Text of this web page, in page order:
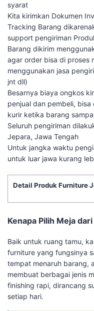
syarat
Kita kirimkan Dokumen
Tracking Barang
support pengiriman
Barang dikirim
agar order bisa di proses
menggunakan jasa
jnt dll)
Besarnya biaya ongkos
penjual dan pembeli,
kurir ketika barang
Seluruh pengiriman
Jepara, Jawa Tengah
Untuk jangka waktu
untuk luar jawa kurang
Detail Produk Furniture
Kenapa Pilih Meja
Baik untuk ruang tamu,
furniture yang fungsinya
tempat menaruh barang,
membuat berbagai jenis
finishing rapi, dirancang
setiap hari.